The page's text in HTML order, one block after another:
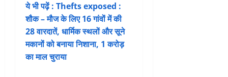
ये भी पढ़ें : Thefts exposed :
शौक – मौज के लिए 16 गांवों में की
28 वारदातें, धार्मिक स्थलों और सूने
मकानों को बनाया निशाना, 1 करोड़
का माल चुराया